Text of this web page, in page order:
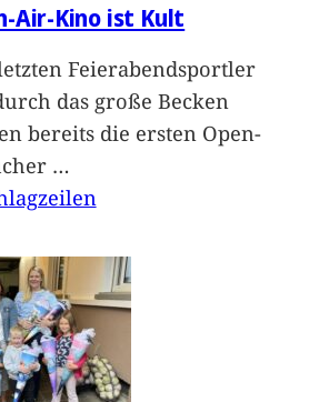
Air-Kino ist Kult
Feierabendsportler
das große Becken
bereits die ersten Open-
…